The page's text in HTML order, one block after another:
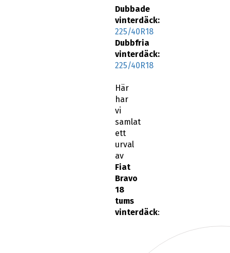
Dubbade
vinterdäck:
225/40R18
Dubbfria
vinterdäck:
225/40R18
Här
har
vi
samlat
ett
urval
av
Fiat
Bravo
18
tums
vinterdäck: